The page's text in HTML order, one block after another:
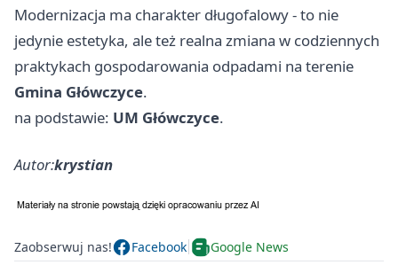
Modernizacja ma charakter długofalowy - to nie
jedynie estetyka, ale też realna zmiana w codziennych
praktykach gospodarowania odpadami na terenie
Gmina Główczyce.
na podstawie: UM Główczyce.
Autor:krystian
Zaobserwuj nas! Facebook Google News